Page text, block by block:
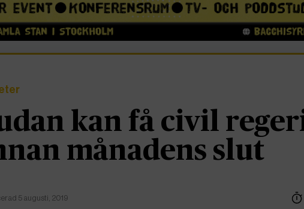
kan få civil
månadens slut
5 augusti, 2019